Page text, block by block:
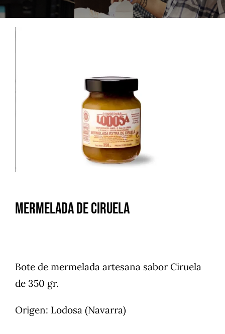
Mermelada de Ciruela
Bote de mermelada artesana sabor Ciruela
de 350 gr.
Origen: Lodosa (Navarra)